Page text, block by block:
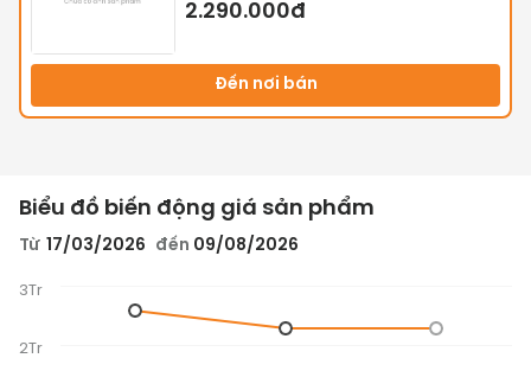
2.290.000đ
Đến nơi bán
Biểu đồ biến động giá sản phẩm
Từ 17/03/2026 đến 09/08/2026
2Tr
3Tr